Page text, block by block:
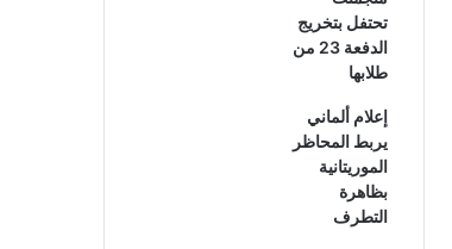
تحتفل بتخريج
الدفعة 23 من
طلابها
إعلام ألماني
يربط المحاظر
الموريتانية
بظاهرة
التطرف